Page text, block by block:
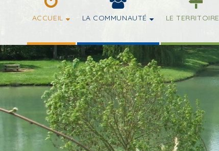
ACCUEIL LA COMMUNAUTÉ LE TERRITOIRE